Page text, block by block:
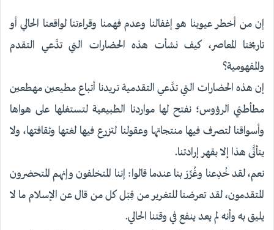
إن من أخطر عيوبنا هو إغفالنا وعدم فهمنا وقراءتنا لواقعنا الحالي أو
تاريخنا المعاصر، كيف نشأت هذه الحضارات التي تدَّعي التقدم
والمفهومية؟
إن هذه الحضارات التي تدَّعي التقدمية تريدنا أتباع مطيعين مهطعين
مطأطئي الرؤوس؛ نفتح لها مواردنا الطبيعية لتستغلها على هواها
وأسواقنا لتصرف فيها منتجاتها وعقولنا لتزرع فيها لغتها وثقافتها، ولا
يتأتَّى هذا إلا بقهر إرادتنا.
نعم، لقد خُدِعنا وغُرِّرَ بنا عندما قالوا: إننا المتخلفون وإنهم المتحضرون
المتقدمون، لقد تعرضنا للتغرير من قِبَل كل من قال عن الإسلام ما لا
يليق به وأنه لم يعد ينفع في وقتنا الحالي.